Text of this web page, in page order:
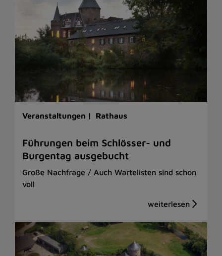
Veranstaltungen | Rathaus
Führungen beim Schlösser- und
Burgentag ausgebucht
Große Nachfrage / Auch Wartelisten sind schon
voll